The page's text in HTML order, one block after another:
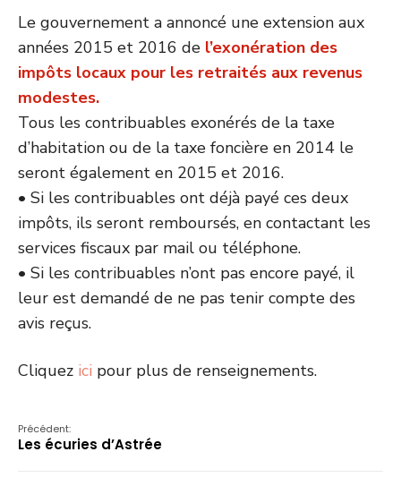
Le gouvernement a annoncé une extension aux
années 2015 et 2016 de l’exonération des
impôts locaux pour les retraités aux revenus
modestes.
Tous les contribuables exonérés de la taxe
d’habitation ou de la taxe foncière en 2014 le
seront également en 2015 et 2016.
• Si les contribuables ont déjà payé ces deux
impôts, ils seront remboursés, en contactant les
services fiscaux par mail ou téléphone.
• Si les contribuables n’ont pas encore payé, il
leur est demandé de ne pas tenir compte des
avis reçus.
Cliquez ici pour plus de renseignements.
Précédent:
Les écuries d’Astrée